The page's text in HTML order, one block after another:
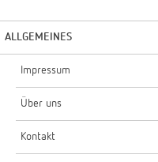
ALLGEMEINES
Impressum
Über uns
Kontakt